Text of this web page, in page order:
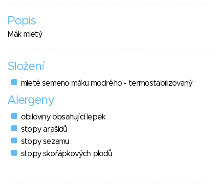
Popis
Mák mletý
Složení
mleté semeno máku modrého - termostabilizovaný
Alergeny
obiloviny obsahující lepek
stopy arašídů
stopy sezamu
stopy skořápkových plodů